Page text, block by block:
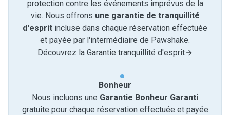
protection contre les événements imprévus de la
vie. Nous offrons une garantie de tranquillité
d'esprit incluse dans chaque réservation effectuée
et payée par l'intermédiaire de Pawshake.
Découvrez la Garantie tranquillité d'esprit
Bonheur
Nous incluons une Garantie Bonheur Garanti
gratuite pour chaque réservation effectuée et payée